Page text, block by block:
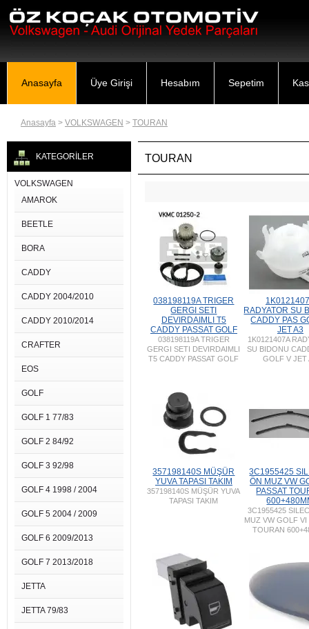
Anasayfa Üye Girişi Hesabım Sepetim
Anasayfa > VOLKSWAGEN > TOURAN
KATEGORİLER
VOLKSWAGEN
AMAROK
BEETLE
BORA
CADDY
CADDY 2004/2010
CADDY 2010/2014
CRAFTER
EOS
GOLF
GOLF 1 77/83
GOLF 2 84/92
GOLF 3 92/98
GOLF 4 1998 / 2004
GOLF 5 2004 / 2009
GOLF 6 2009/2013
GOLF 7 2013/2018
JETTA
JETTA 79/83
TOURAN
038198119A TRIGER
GERGI SETI
DEVIRDAIMLI T5
CADDY PASSAT GOLF
038198119A TRIGER
GERGI SETI DEVIRDAIMLI
T5 CADDY PASSAT GOLF
RADYATOR SU
CADDY PAS
JET A3
1K0121407A
SU BIDONU
GOLF V JET
357198140S MÜŞÜR
YUVA TAPASI TAKIM
357198140S MÜŞÜR YUVA
TAPASI TAKIM
3C1955425
ÖN MUZ VW
PASSAT
3C1955425
MUZ VW GOLF VI
TOURAN